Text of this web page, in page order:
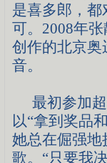
是喜多郎，
可。 2008年张
创作的北京奥
音。
最初参加
以“拿到奖品
她总在倔强地
歌。“只要我